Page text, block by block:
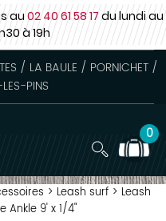
au02 40 61 58 17du lundi au
à 19h
/ LA BAULE / PORNICHET /
PINS
0
> Leash surf > Leash
Ankle 9' x 1/4"